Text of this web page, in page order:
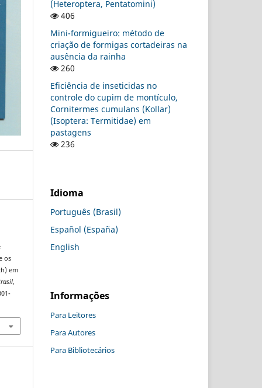
os
em
,
(Heteroptera, Pentatomini)
406
Mini-formigueiro: método de
criação de formigas cortadeiras na
ausência da rainha
260
Eficiência de inseticidas no
controle do cupim de montículo,
Cornitermes cumulans (Kollar)
(Isoptera: Termitidae) em
pastagens
236
Idioma
Português (Brasil)
Español (España)
English
Informações
Para Leitores
Para Autores
Para Bibliotecários